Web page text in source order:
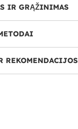
IR GRĄŽINIMAS
REKOMENDACIJOS